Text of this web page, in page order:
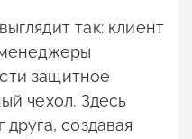
так: клиент
защитное
чехол. Здесь
создавая